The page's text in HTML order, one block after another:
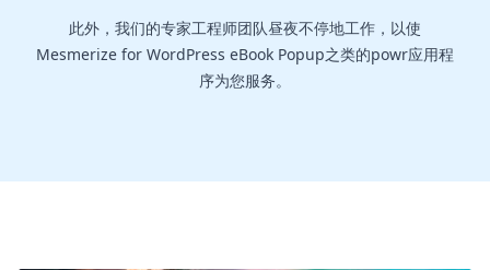
此外，我们的专家工程师团队昼夜不停地工作，以使
Mesmerize for WordPress eBook Popup之类的powr应用程
序为您服务。